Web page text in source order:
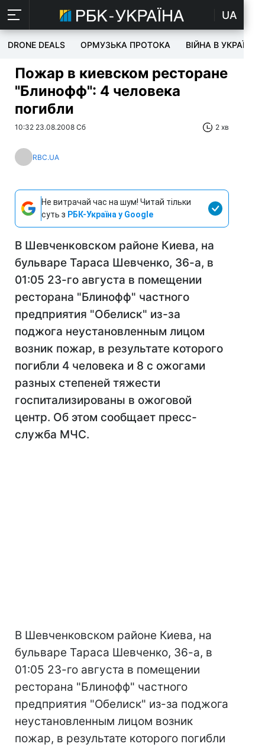
UA
DRONE DEALS ОРМУЗЬКА ПРОТОКА ВІЙНА В УКРАЇНІ
Пожар в киевском ресторане
"Блинофф": 4 человека
погибли
10:32 23.08.2008 Сб 2 хв
RBC.UA
Не витрачай час на шум! Читай тільки
суть з РБК-Україна у Google
В Шевченковском районе Киева, на
бульваре Тараса Шевченко, 36-а, в
01:05 23-го августа в помещении
ресторана "Блинофф" частного
предприятия "Обелиск" из-за
поджога неустановленным лицом
возник пожар, в результате которого
погибли 4 человека и 8 с ожогами
разных степеней тяжести
госпитализированы в ожоговой
центр. Об этом сообщает пресс-
служба МЧС.
В Шевченковском районе Киева, на
бульваре Тараса Шевченко, 36-а, в
01:05 23-го августа в помещении
ресторана "Блинофф" частного
предприятия "Обелиск" из-за поджога
неустановленным лицом возник
пожар, в результате которого погибли